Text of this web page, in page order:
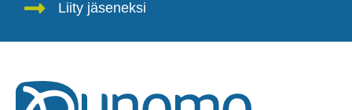
Liity jäseneksi